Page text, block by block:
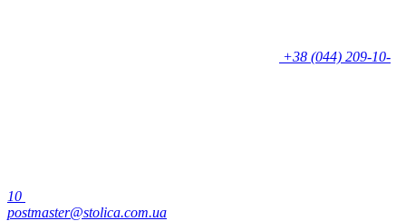
+38 (044) 209-10-
10
postmaster@stolica.com.ua